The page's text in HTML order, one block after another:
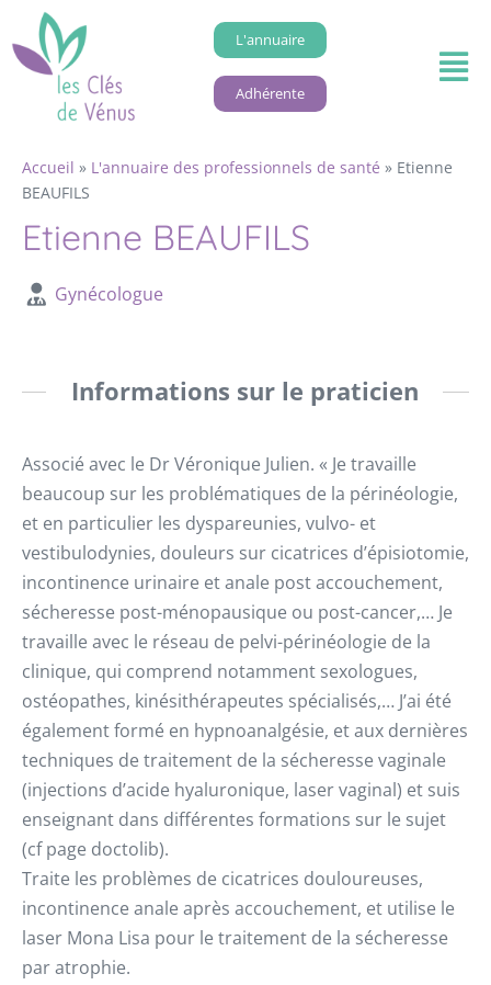
L'annuaire
Adhérente
Accueil » L'annuaire des professionnels de santé » Etienne
BEAUFILS
Etienne BEAUFILS
Gynécologue
Informations sur le praticien
Associé avec le Dr Véronique Julien. « Je travaille
beaucoup sur les problématiques de la périnéologie,
et en particulier les dyspareunies, vulvo- et
vestibulodynies, douleurs sur cicatrices d’épisiotomie,
incontinence urinaire et anale post accouchement,
sécheresse post-ménopausique ou post-cancer,… Je
travaille avec le réseau de pelvi-périnéologie de la
clinique, qui comprend notamment sexologues,
ostéopathes, kinésithérapeutes spécialisés,… J’ai été
également formé en hypnoanalgésie, et aux dernières
techniques de traitement de la sécheresse vaginale
(injections d’acide hyaluronique, laser vaginal) et suis
enseignant dans différentes formations sur le sujet
(cf page doctolib).
Traite les problèmes de cicatrices douloureuses,
incontinence anale après accouchement, et utilise le
laser Mona Lisa pour le traitement de la sécheresse
par atrophie.